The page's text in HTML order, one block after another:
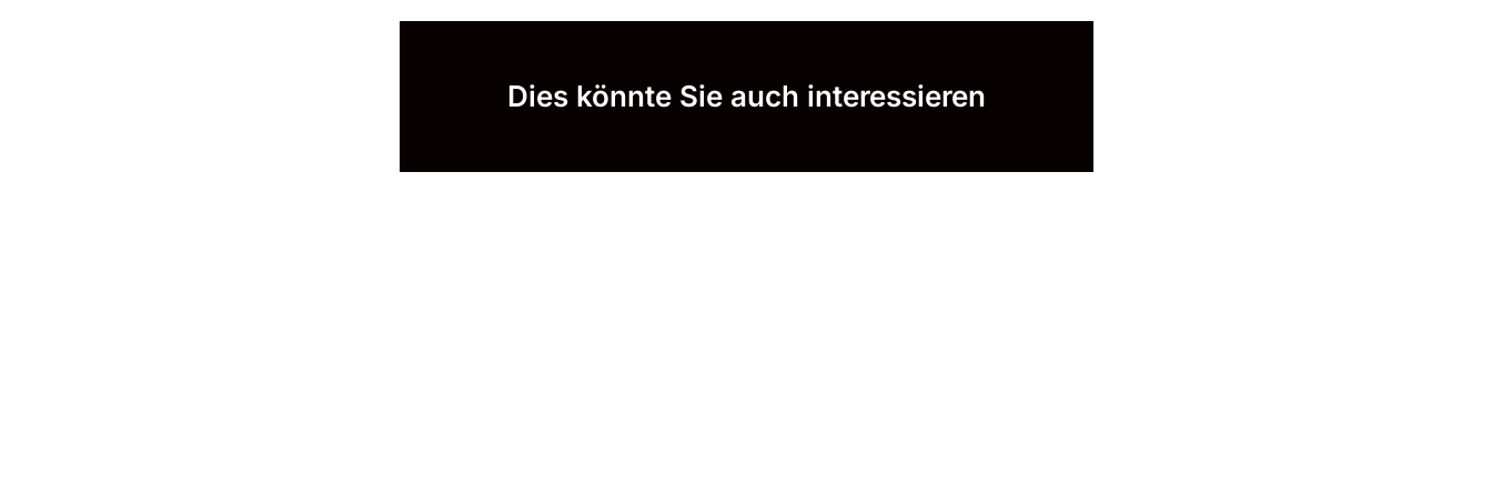
Dies könnte Sie auch interessieren